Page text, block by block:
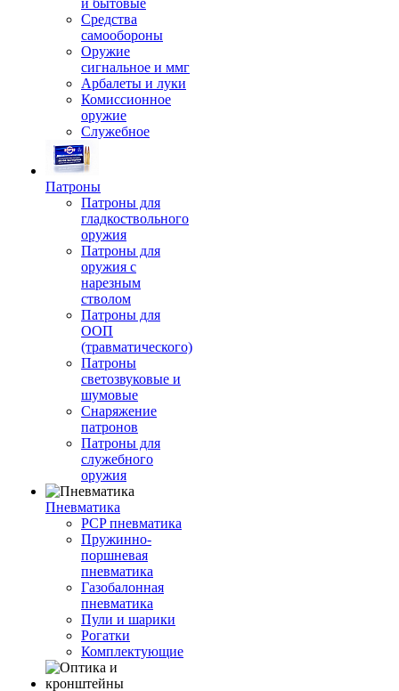
и бытовые
Средства
самообороны
Оружие
сигнальное и ммг
Арбалеты и луки
Комиссионное
оружие
Служебное
Патроны
Патроны для
гладкоствольного
оружия
Патроны для
оружия с
нарезным
стволом
Патроны для
ООП
(травматического)
Патроны
светозвуковые и
шумовые
Снаряжение
патронов
Патроны для
служебного
оружия
Пневматика
PCP пневматика
Пружинно-
поршневая
пневматика
Газобалонная
пневматика
Пули и шарики
Рогатки
Комплектующие